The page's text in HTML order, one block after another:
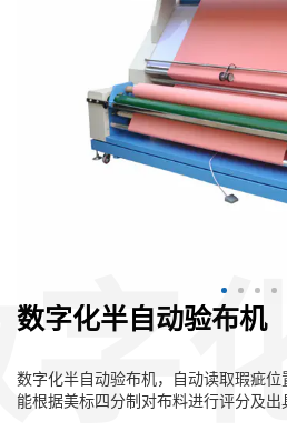
数字化半自动验布机
数字化半自动验布机，自动读取瑕疵
能根据美标四分制对布料进行评分及出